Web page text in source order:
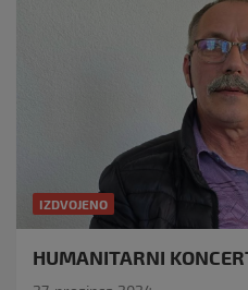
IZDVOJENO
HUMANITARNI